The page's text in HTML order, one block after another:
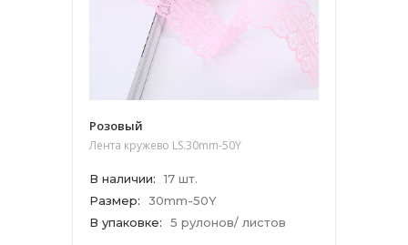
Розовый
Лента кружево LS.30mm-50Y
В наличии:
17 шт.
Размер:
30mm-50Y
В упаковке: 5 рулонов/ листов